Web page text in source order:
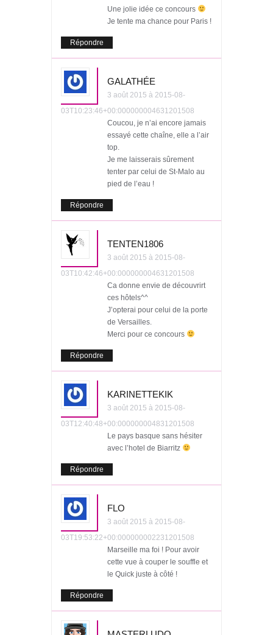
Une jolie idée ce concours
Je tente ma chance pour Paris !
Répondre
GALATHÉE
3 août 2015 à 2015-08-
03T10:23:46+00:000000004631201508
Coucou, je n’ai encore jamais
essayé cette chaîne, elle a l’air
top.
Je me laisserais sûrement
tenter par celui de St-Malo au
pied de l’eau !
Répondre
TENTEN1806
3 août 2015 à 2015-08-
03T10:42:46+00:000000004631201508
Ca donne envie de découvrirt
ces hôtels^^
J’opterai pour celui de la porte
de Versailles.
Merci pour ce concours
Répondre
KARINETTEKIK
3 août 2015 à 2015-08-
03T12:40:48+00:000000004831201508
Le pays basque sans hésiter
avec l’hotel de Biarritz
Répondre
FLO
3 août 2015 à 2015-08-
03T19:53:22+00:000000002231201508
Marseille ma foi ! Pour avoir
cette vue à couper le souffle et
le Quick juste à côté !
Répondre